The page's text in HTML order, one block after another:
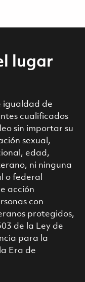
lugar
igualdad de
cualificados
sin importar su
sexual,
edad,
ni ninguna
o federal
acción
con
protegidos,
de la Ley de
para la
Era de